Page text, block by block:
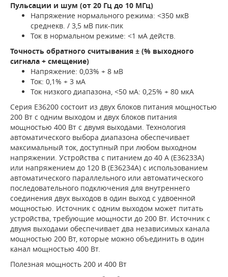
Пульсации и шум (от 20 Гц до 10 МГц)
Напряжение нормального режима: <350 мкВ
среднекв. / 3,5 мВ пик-пик
Ток в нормальном режиме: <1 мА действ.
Точность обратного считывания ± (% выходного
сигнала + смещение)
Напряжение: 0,03% + 8 мВ
Ток: 0,1% + 3 мА
Ток низкого диапазона, <50 мА: 0,25% + 80 мкА
Серия E36200 состоит из двух блоков питания мощностью
200 Вт с одним выходом и двух блоков питания
мощностью 400 Вт с двумя выходами. Технология
автоматического выбора диапазона обеспечивает
максимальный ток, доступный при любом выходном
напряжении. Устройства с питанием до 40 А (E36233A)
или напряжением до 120 В (E36234A) с использованием
автоматического параллельного или автоматического
последовательного подключения для внутреннего
соединения двух выходов в один выход с удвоенной
мощностью. Источник с одним выходом может питать
устройства, требующие мощности до 200 Вт. Источник с
двумя выходами обеспечивает два независимых канала
мощностью 200 Вт, которые можно объединить в один
канал мощностью 400 Вт.
Полезная мощность 200 и 400 Вт